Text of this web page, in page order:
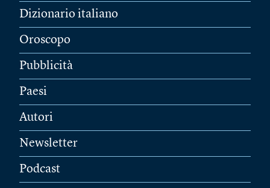
Dizionario italiano
Oroscopo
Pubblicità
Paesi
Autori
Newsletter
Podcast